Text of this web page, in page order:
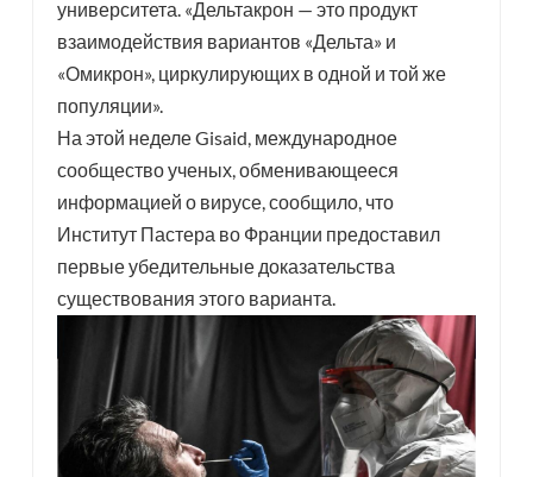
университета. «Дельтакрон — это продукт
взаимодействия вариантов «Дельта» и
«Омикрон», циркулирующих в одной и той же
популяции».
На этой неделе Gisaid, международное
сообщество ученых, обменивающееся
информацией о вирусе, сообщило, что
Институт Пастера во Франции предоставил
первые убедительные доказательства
существования этого варианта.